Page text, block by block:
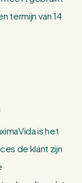
termijn van 14
is het
de klant zijn